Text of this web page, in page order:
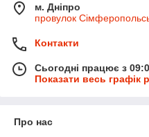
м. Дніпро
провулок
Контакти
Сьогодні працює з
Показати весь графік
Про нас